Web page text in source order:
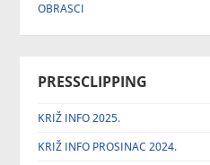
OBRASCI
PRESSCLIPPING
KRIŽ INFO 2025.
KRIŽ INFO PROSINAC 2024.